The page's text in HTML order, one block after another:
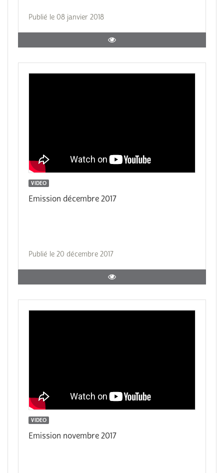
Publié le 08 janvier 2018
VIDEO
Emission décembre 2017
Publié le 20 décembre 2017
VIDEO
Emission novembre 2017